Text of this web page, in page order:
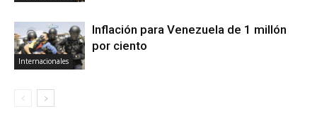
Internacionales
Inflación para Venezuela de 1 millón
por ciento